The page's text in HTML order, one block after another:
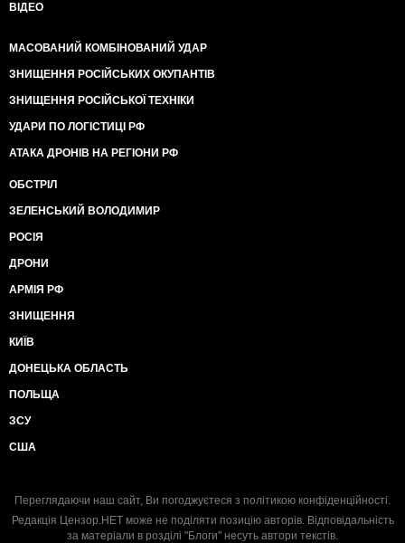
ВІДЕО
МАСОВАНИЙ КОМБІНОВАНИЙ УДАР
ЗНИЩЕННЯ РОСІЙСЬКИХ ОКУПАНТІВ
ЗНИЩЕННЯ РОСІЙСЬКОЇ ТЕХНІКИ
УДАРИ ПО ЛОГІСТИЦІ РФ
АТАКА ДРОНІВ НА РЕГІОНИ РФ
ОБСТРІЛ
ЗЕЛЕНСЬКИЙ ВОЛОДИМИР
РОСІЯ
ДРОНИ
АРМІЯ РФ
ЗНИЩЕННЯ
КИЇВ
ДОНЕЦЬКА ОБЛАСТЬ
ПОЛЬЩА
ЗСУ
США
Переглядаючи наш сайт, Ви погоджуєтеся з політикою конфіденційності.
Редакція Цензор.НЕТ може не поділяти позицію авторів. Відповідальність
за матеріали в розділі "Блоги" несуть автори текстів.